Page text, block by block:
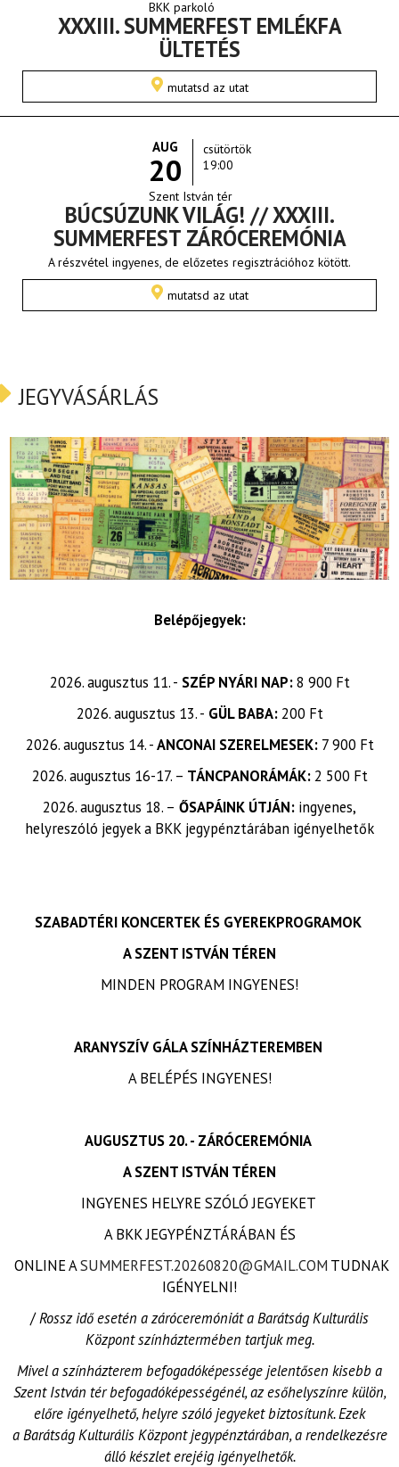
BKK parkoló
XXXIII. SUMMERFEST EMLÉKFA
ÜLTETÉS
mutatsd az utat
AUG
20
csütörtök
19:00
Szent István tér
BÚCSÚZUNK VILÁG! // XXXIII.
SUMMERFEST ZÁRÓCEREMÓNIA
A részvétel ingyenes, de előzetes regisztrációhoz kötött.
mutatsd az utat
JEGYVÁSÁRLÁS
Belépőjegyek:
2026. augusztus 11. - SZÉP NYÁRI NAP:8 900 Ft
2026. augusztus 13. - GÜL BABA:200 Ft
2026. augusztus 14. -ANCONAI SZERELMESEK: 7 900 Ft
2026. augusztus 16-17. – TÁNCPANORÁMÁK:2 500 Ft
2026. augusztus 18. – ŐSAPÁINK ÚTJÁN: ingyenes,
helyreszóló jegyek a BKK jegypénztárában igényelhetők
SZABADTÉRI KONCERTEK ÉS GYEREKPROGRAMOK
A SZENT ISTVÁN TÉREN
MINDEN PROGRAM INGYENES!
ARANYSZÍV GÁLA SZÍNHÁZTEREMBEN
A BELÉPÉS INGYENES!
AUGUSZTUS 20. - ZÁRÓCEREMÓNIA
A SZENT ISTVÁN TÉREN
INGYENES HELYRE SZÓLÓ JEGYEKET
A BKK JEGYPÉNZTÁRÁBAN ÉS
ONLINE ASUMMERFEST.20260820@GMAIL.COM TUDNAK
IGÉNYELNI!
/Rossz idő esetén a záróceremóniát a Barátság Kulturális
Központ színháztermében tartjuk meg.
Mivel a színházterem befogadóképessége jelentősen kisebb a
Szent István tér befogadóképességénél, az esőhelyszínre külön,
előre igényelhető, helyre szóló jegyeket biztosítunk. Ezek
a Barátság Kulturális Központ jegypénztárában, a rendelkezésre
álló készlet erejéig igényelhetők.